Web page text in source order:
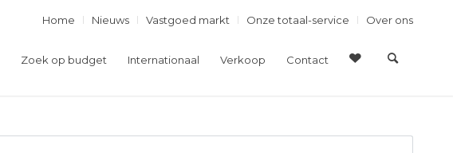
Home Nieuws Vastgoed markt Onze totaal-service Over ons
Zoek op budget Internationaal Verkoop Contact